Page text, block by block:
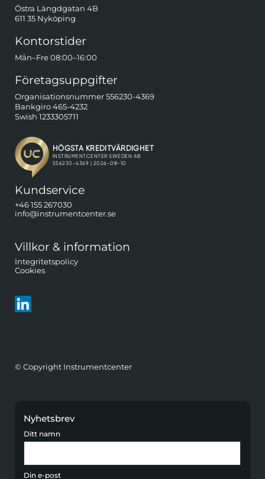
Östra Längdgatan 4B
611 35 Nyköping
Kontorstider
Mån–Fre 08:00–16:00
Företagsuppgifter
Organisationsnummer 556230-4369
Bankgiro 465-4232
Swish 1233305711
Kundservice
+46 155 267030
info@instrumentcenter.se
Villkor & information
Integritetspolicy
Cookies
© Copyright Instrumentcenter
Nyhetsbrev
Ditt namn
Din e-post